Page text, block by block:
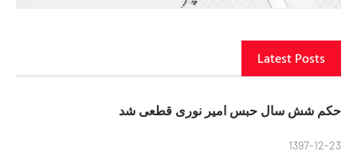
Latest Posts
حکم شش سال حبس امیر نوری قطعی شد
1397-12-23